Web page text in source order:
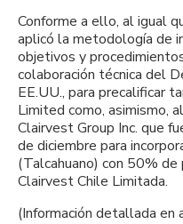
Conforme a ello, al igual
aplicó la metodología de
objetivos y
colaboración técnica del
EE.UU., para precalificar
Limited como, asimismo,
Clairvest Group Inc. que
de diciembre para
(Talcahuano) con 50%
Clairvest Chile Limitada.
(Información detallada en